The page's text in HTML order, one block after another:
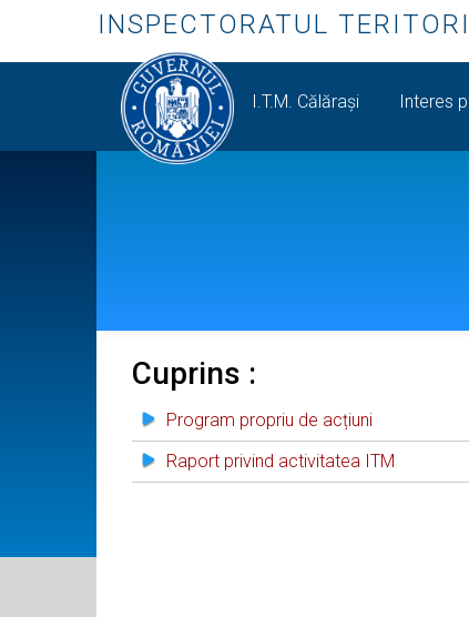
INSPECTORATUL
I.T.M. Călăraşi Interes
Cuprins :
Program propriu de acțiuni
Raport privind activitatea ITM